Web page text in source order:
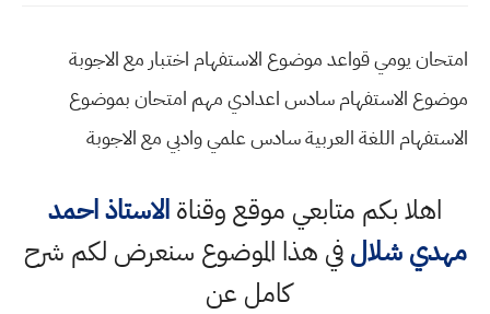
امتحان يومي قواعد موضوع الاستفهام اختبار مع الاجوبة
موضوع الاستفهام سادس اعدادي مهم امتحان بموضوع
الاستفهام اللغة العربية سادس علمي وادبي مع الاجوبة
اهلا بكم متابعي موقع وقناةالاستاذ احمد
مهدي شلالفي هذا الموضوع سنعرض لكم شرح
كامل عن